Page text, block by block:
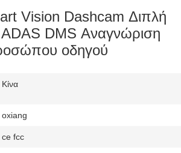
Vision Dashcam Διπλή
DMS Αναγνώριση
οδηγού
Κίνα
oxiang
ce fcc